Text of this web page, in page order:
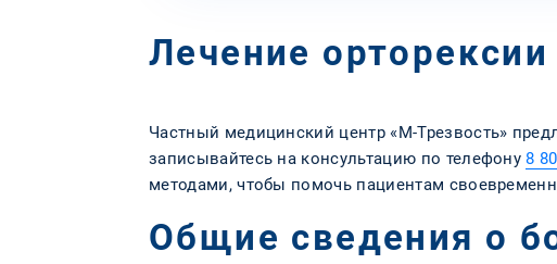
Лечение
Частный медицинский центр «М-Трезвость»
записывайтесь на консультацию по телефону 8
методами, чтобы помочь пациентам
Общие сведения о